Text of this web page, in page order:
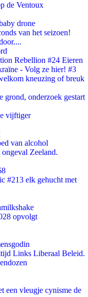
de Ventoux
drone
van het seizoen!
Rebellion #24 Eieren
- Volg ze hier! #3
kneuzing of breuk
grond, onderzoek gestart
vijftiger
van alcohol
Zeeland.
#213 elk gehucht met
opvolgt
Links Liberaal Beleid.
een vleugje cynisme de